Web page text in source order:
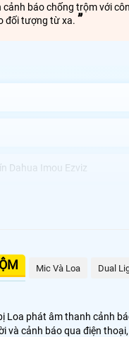
báo chống trộm với
đối tượng từ xa.
Dahua Imou Ezviz
để phân biệt và theo
2k bạn sẽ không bỏ lỡ
Mic Và Loa Dual
Loa phát âm thanh cảnh
cảnh báo qua điện